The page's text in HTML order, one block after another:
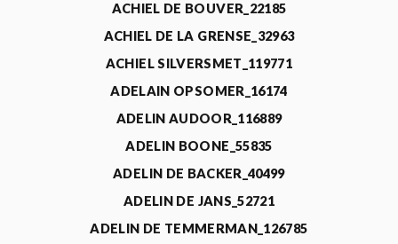
ACHIEL DE BOUVER_22185
ACHIEL DE LA GRENSE_32963
ACHIEL SILVERSMET_119771
ADELAIN OPSOMER_16174
ADELIN AUDOOR_116889
ADELIN BOONE_55835
ADELIN DE BACKER_40499
ADELIN DE JANS_52721
ADELIN DE TEMMERMAN_126785